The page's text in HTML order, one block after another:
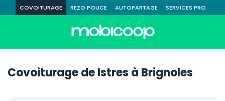
COVOITURAGE REZO POUCE AUTOPARTAGE SERVICES PRO
Covoiturage de Istres à Brignoles